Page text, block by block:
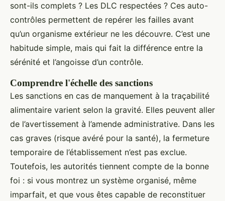
sont-ils complets ? Les DLC respectées ? Ces auto-
contrôles permettent de repérer les failles avant
qu’un organisme extérieur ne les découvre. C’est une
habitude simple, mais qui fait la différence entre la
sérénité et l’angoisse d’un contrôle.
Comprendre l'échelle des sanctions
Les sanctions en cas de manquement à la traçabilité
alimentaire varient selon la gravité. Elles peuvent aller
de l’avertissement à l’amende administrative. Dans les
cas graves (risque avéré pour la santé), la fermeture
temporaire de l’établissement n’est pas exclue.
Toutefois, les autorités tiennent compte de la bonne
foi : si vous montrez un système organisé, même
imparfait, et que vous êtes capable de reconstituer